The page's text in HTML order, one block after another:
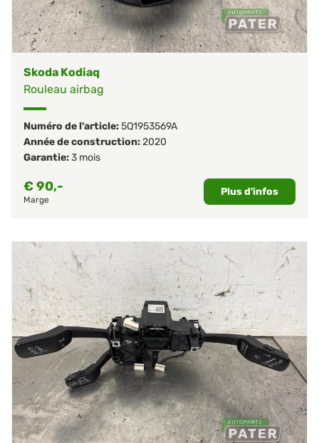
Skoda Kodiaq
Rouleau airbag
Numéro de l'article:5Q1953569A
Année de construction:2020
Garantie:3 mois
€90,-
Marge
Plus d'infos